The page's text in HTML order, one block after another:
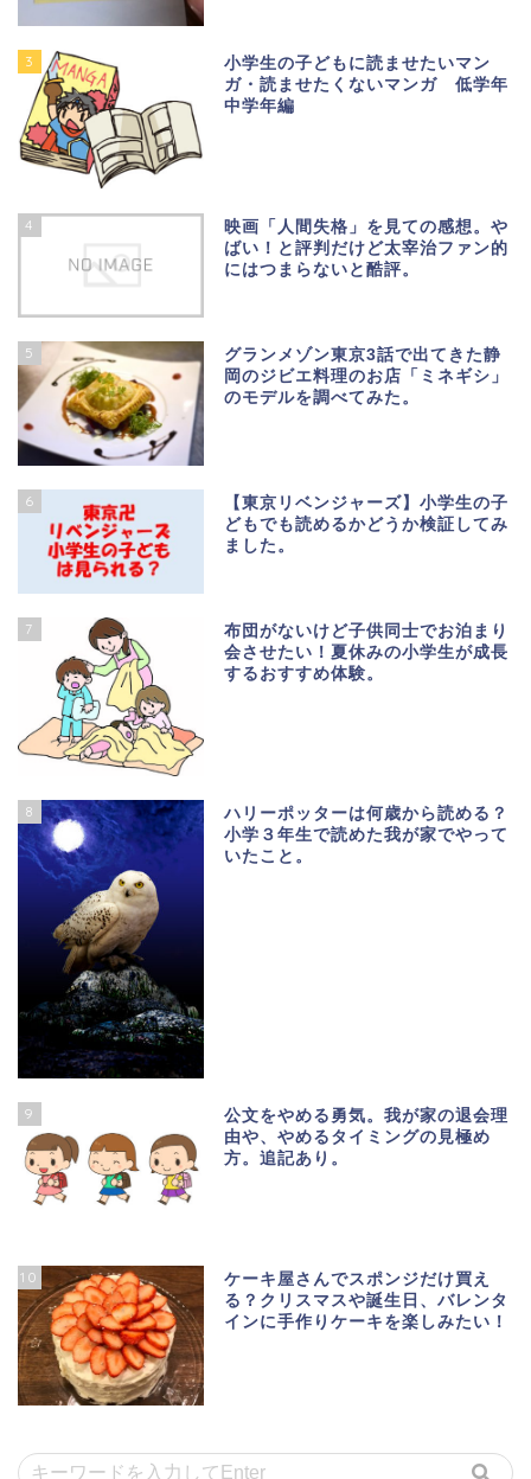
3
小学生の子どもに読ませたいマン
ガ・読ませたくないマンガ 低学年
中学年編
4
映画「人間失格」を見ての感想。や
ばい！と評判だけど太宰治ファン的
にはつまらないと酷評。
5
グランメゾン東京3話で出てきた静
岡のジビエ料理のお店「ミネギシ」
のモデルを調べてみた。
6
【東京リベンジャーズ】小学生の子
どもでも読めるかどうか検証してみ
ました。
7
布団がないけど子供同士でお泊まり
会させたい！夏休みの小学生が成長
するおすすめ体験。
8
ハリーポッターは何歳から読める？
小学３年生で読めた我が家でやって
いたこと。
9
公文をやめる勇気。我が家の退会理
由や、やめるタイミングの見極め
方。追記あり。
10
ケーキ屋さんでスポンジだけ買え
る？クリスマスや誕生日、バレンタ
インに手作りケーキを楽しみたい！